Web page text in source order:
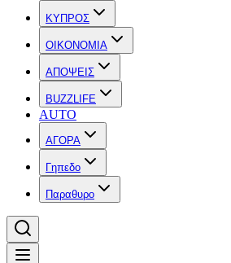
ΚΥΠΡΟΣ
OIKONOMIA
ΑΠΟΨΕΙΣ
BUZZLIFE
AUTO
ΑΓΟΡΑ
Γηπεδο
Παραθυρο